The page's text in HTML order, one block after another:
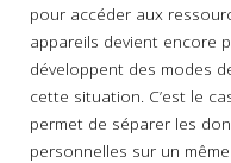
pour accéder aux
appareils devient encore
développent des modes
cette situation. C’est le
permet de séparer les
personnelles sur un